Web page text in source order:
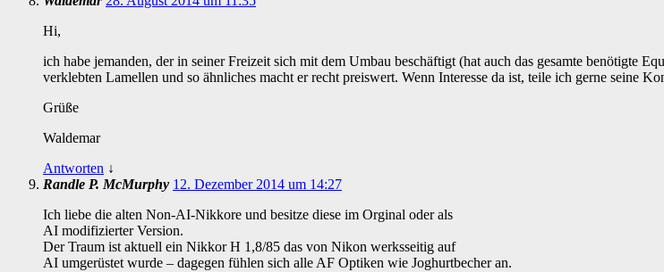
Hi,
ich habe jemanden, der in seiner Freizeit sich mit dem Umbau beschäftigt (hat auch das gesamte benötigte
verklebten Lamellen und so ähnliches macht er recht preiswert. Wenn Interesse da ist, teile ich gerne seine
Grüße
Waldemar
Antworten ↓
Randle P. McMurphy 12. Dezember 2014 um 14:27
Ich liebe die alten Non-AI-Nikkore und besitze diese im Orginal oder als
AI modifizierter Version.
Der Traum ist aktuell ein Nikkor H 1,8/85 das von Nikon werksseitig auf
AI umgerüstet wurde – dagegen fühlen sich alle AF Optiken wie Joghurtbecher an.